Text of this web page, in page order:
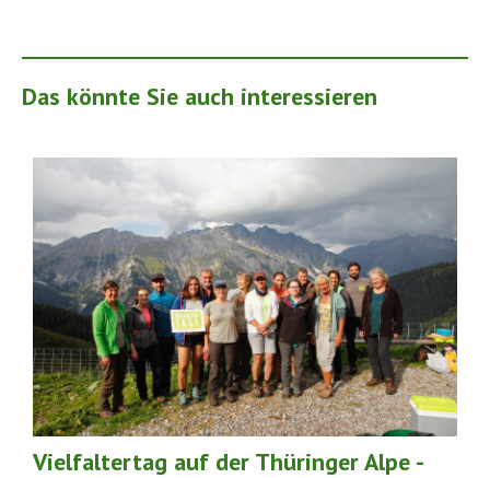
Das könnte Sie auch interessieren
Vielfaltertag auf der Thüringer Alpe -